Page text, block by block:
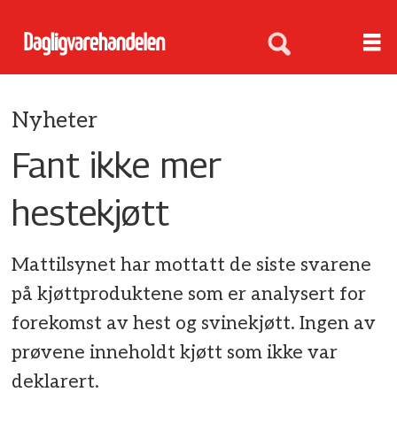
Nyheter
Fant ikke mer
hestekjøtt
Mattilsynet har mottatt de siste svarene
på kjøttproduktene som er analysert for
forekomst av hest og svinekjøtt. Ingen av
prøvene inneholdt kjøtt som ikke var
deklarert.